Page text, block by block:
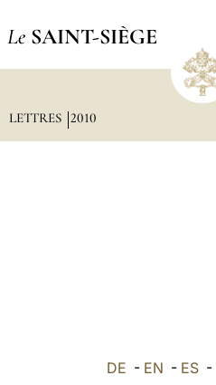
Le SAINT-SIÈGE
LETTRES 2010
DE - EN - ES -